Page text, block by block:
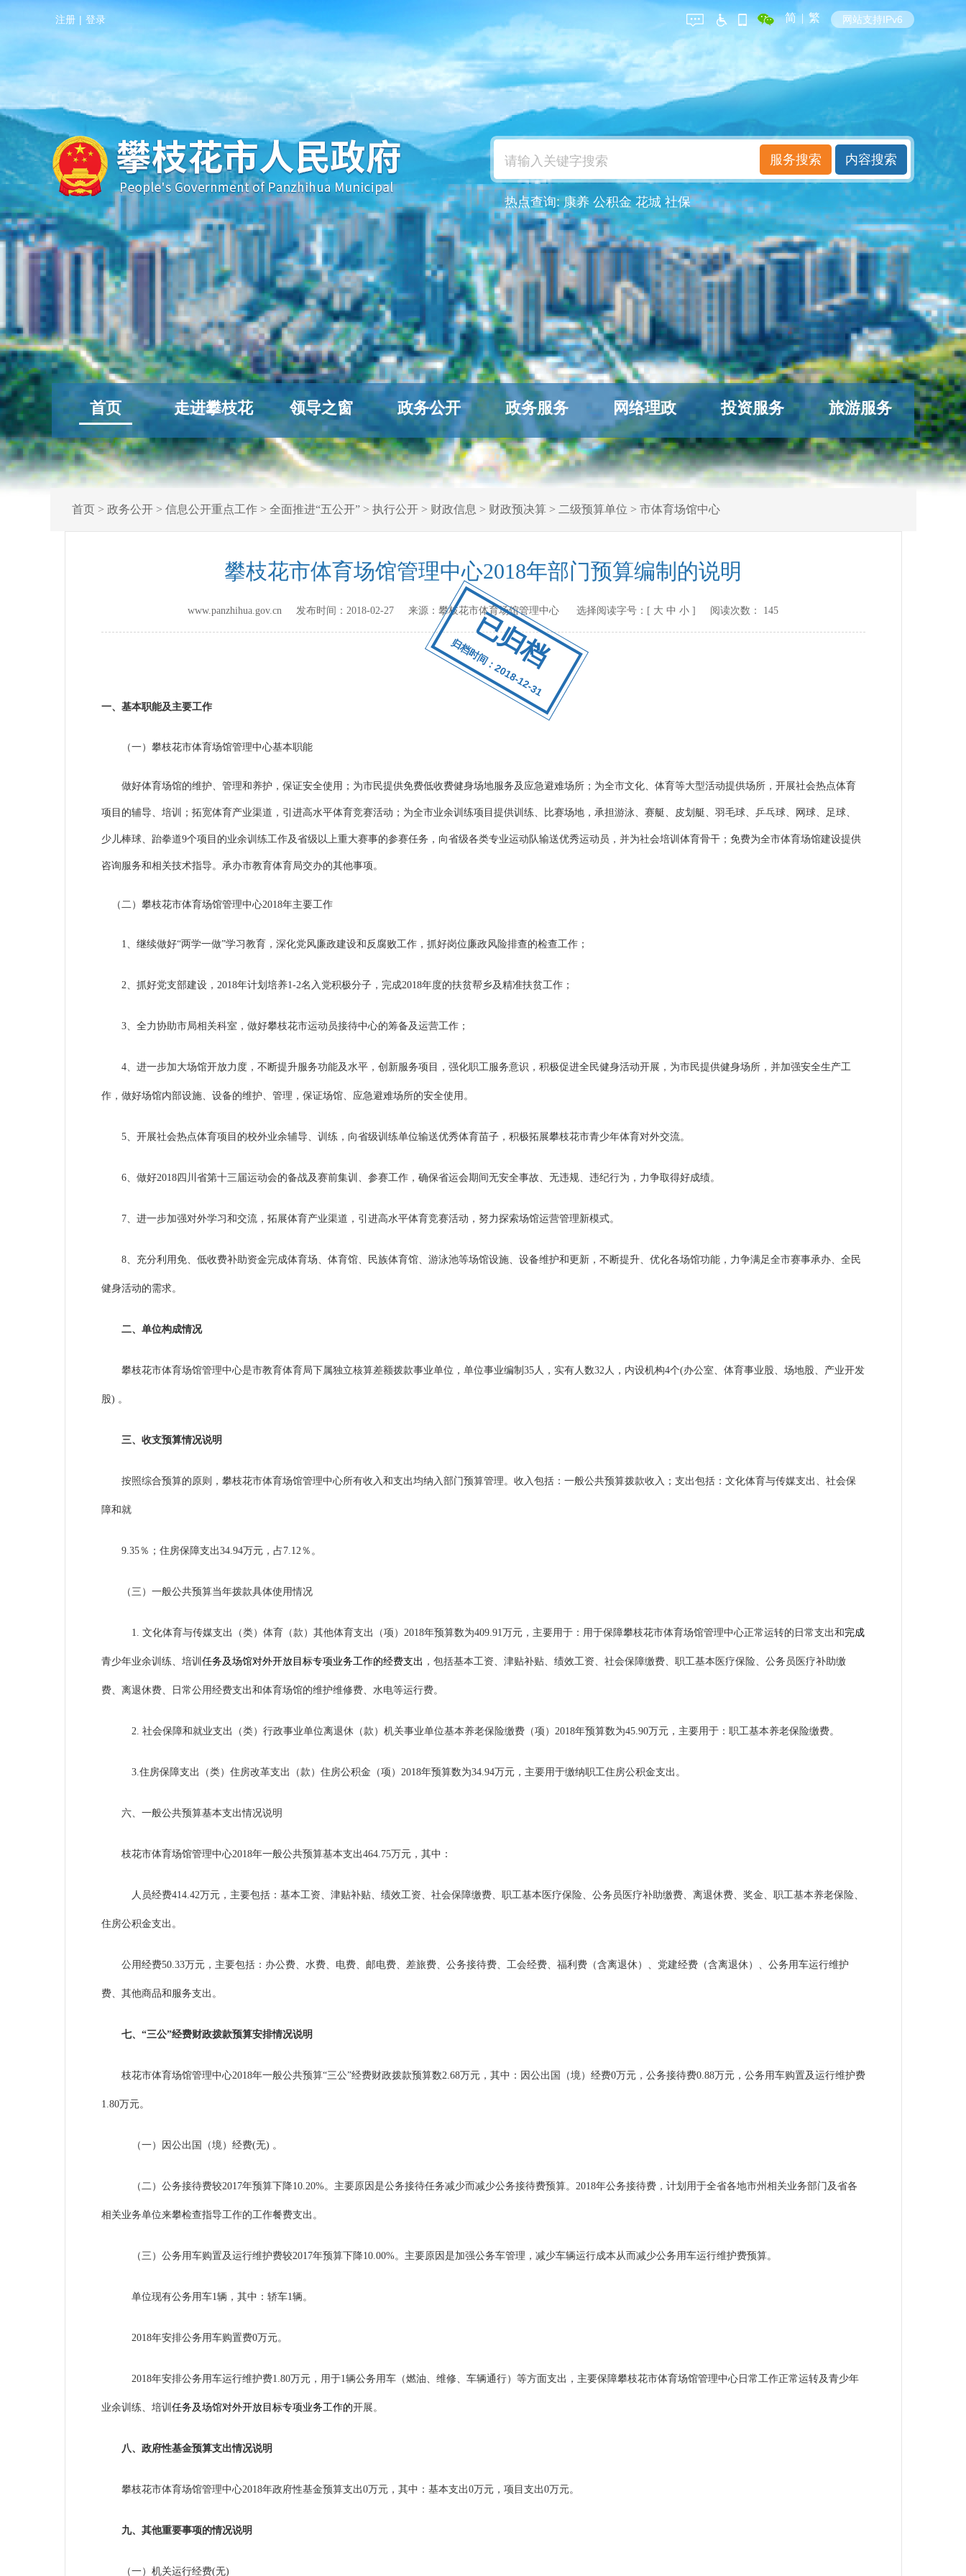
已归档
归档时间：2018-12-31
注册 | 登录 简 | 繁 网站支持IPv6
热点查询:康养 公积金 花城 社保
首页 走进攀枝花 领导之窗 政务公开 政务服务 网络理政 投资服务 旅游服务
首页> 政务公开> 信息公开重点工作> 全面推进“五公开”> 执行公开> 财政信息 > 财政预决算> 二级预算单位 > 市体育场馆中心
攀枝花市体育场馆管理中心2018年部门预算编制的说明
www.panzhihua.gov.cn 发布时间： 2018-02-27 来源： 攀枝花市体育场馆管理中心 选择阅读字号：[ 大 中 小 ] 阅读次数： 145
一、 基本职能及主要工作
（一）攀枝花市体育场馆管理中心基本职能
做好体育场馆的维护、管理和养护，保证安全使用；为市民提供免费低收费健身场地服务及应急避难场所；为全市文化、体育等大型活动提供场所，开展社会热点体育
项目的辅导、培训；拓宽体育产业渠道，引进高水平体育竞赛活动；为全市业余训练项目提供训练、比赛场地，承担游泳、赛艇、皮划艇、羽毛球、乒乓球、网球、足球、
少儿棒球、跆拳道9个项目的业余训练工作及省级以上重大赛事的参赛任务，向省级各类专业运动队输送优秀运动员，并为社会培训体育骨干；免费为全市体育场馆建设提供
咨询服务和相关技术指导。 承办市教育体育局交办的其他事项。
（二）攀枝花市体育场馆管理中心2018年主要工作
1、继续做好“两学一做”学习教育，深化党风廉政建设和反腐败工作，抓好岗位廉政风险排查的检查工作；
2、抓好党支部建设，2018年计划培养1-2名入党积极分子，完成2018年度的扶贫帮乡及精准扶贫工作；
3、全力协助市局相关科室，做好攀枝花市运动员接待中心的筹备及运营工作；
4、进一步加大场馆开放力度，不断提升服务功能及水平，创新服务项目，强化职工服务意识，积极促进全民健身活动开展，为市民提供健身场所，并加强安全生产工
作，做好场馆内部设施、设备的维护、管理，保证场馆、应急避难场所的安全使用。
5、开展社会热点体育项目的校外业余辅导、训练，向省级训练单位输送优秀体育苗子，积极拓展攀枝花市青少年体育对外交流。
6、 做好2018四川省第十三届运动会的备战及赛前集训、参赛工作，确保省运会期间无安全事故、无违规、违纪行为，力争取得好成绩。
7、进一步加强对外学习和交流，拓展体育产业渠道，引进高水平体育竞赛活动，努力探索场馆运营管理新模式。
8、充分利用免、低收费补助资金完成体育场、体育馆、民族体育馆、游泳池等场馆设施、设备维护和更新，不断提升、优化各场馆功能，力争满足全市赛事承办、全民
健身活动的需求。
二、单位构成情况
攀枝花市体育场馆管理中心是市教育体育局下属独立核算差额拨款事业单位，单位事业编制35人，实有人数32人，内设机构4个(办公室、体育事业股、场地股、产业开发
股) 。
三、收支预算情况说明
按照综合预算的原则，攀枝花市体育场馆管理中心所有收入和支出均纳入部门预算管理。收入包括：一般公共预算拨款收入；支出包括：文化体育与传媒支出、社会保
障和就
9.35％；住房保障支出34.94万元，占7.12％。
（三）一般公共预算当年拨款具体使用情况
1. 文化体育与传媒支出（类）体育（款）其他体育支出（项）2018年预算数为409.91万元，主要用于： 用于保障攀枝花市体育场馆管理中心正常运转的日常支出和 完成
青少年业余训练、培训 任务及场馆对外开放目标专项业务工作的经费支出 ，包括基本工资、津贴补贴、绩效工资、社会保障缴费、职工基本医疗保险、公务员医疗补助缴
费、离退休费、日常公用经费支出和体育场馆的维护维修费、水电等运行费。
2. 社会保障和就业支出（类）行政事业单位离退休（款）机关事业单位基本养老保险缴费（项）2018年预算数为45.90万元，主要用于：职工基本养老保险缴费。
3.住房保障支出（类）住房改革支出（款）住房公积金（项）2018年预算数为34.94万元，主要用于缴纳职工住房公积金支出。
六、一般公共预算基本支出情况说明
枝花市体育场馆管理中心2018年一般公共预算基本支出464.75万元，其中：
人员经费414.42万元，主要包括：基本工资、津贴补贴、绩效工资、社会保障缴费、职工基本医疗保险、公务员医疗补助缴费、离退休费、奖金、职工基本养老保险、
住房公积金支出。
公用经费50.33万元，主要包括：办公费、水费、电费、邮电费、差旅费、公务接待费、工会经费、福利费（含离退休）、党建经费（含离退休）、公务用车运行维护
费、其他商品和服务支出。
七、 “三公”经费财政拨款预算安排情况说明
枝花市体育场馆管理中心2018年一般公共预算“三公”经费财政拨款预算数2.68万元，其中： 因公出国（境）经费0万元， 公务接待费0.88万元，公务用车购置及运行维护费
1.80万元。
（一）因公出国（境）经费(无) 。
（二）公务接待费较2017年预算下降10.20%。主要原因是公务接待任务减少而减少公务接待费预算。2018年公务接待费，计划用于全省各地市州相关业务部门及省各
相关业务单位来攀检查指导工作的工作餐费支出。
（三）公务用车购置及运行维护费较2017年预算下降10.00%。主要原因是加强公务车管理，减少车辆运行成本从而减少公务用车运行维护费预算。
单位现有公务用车1辆，其中：轿车1辆。
2018年安排公务用车购置费0万元。
2018年安排公务用车运行维护费1.80万元，用于1辆公务用车（燃油、维修、车辆通行）等方面支出，主要保障攀枝花市体育场馆管理中心日常工作正常运转及青少年
业余训练、培训 任务及场馆对外开放目标专项业务工作的开展。
八、政府性基金预算支出情况说明
攀枝花市体育场馆管理中心2018年政府性基金预算支出0万元，其中：基本支出0万元，项目支出0万元。
九、其他重要事项的情况说明
（一）机关运行经费(无)